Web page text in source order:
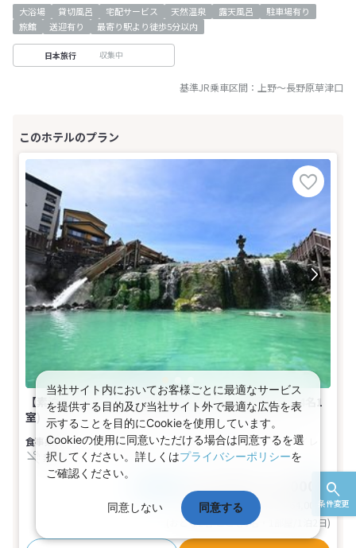
条件変更
大浴場 貸切風呂 宅配サービス 天然温泉 露天風呂
駐車場有り
旅館
送迎有り 最寄り駅より徒歩5分以内
日本旅行 収集中
基準JR乗車区間： 上野～長野原草津口
【素泊まり】プラン〜湯畑まで徒歩1分！中屋敷(2名～4名1
室)
食事なし 2～4名 和室 バス
トイレ
禁煙
25,700～32,000円
基本代金合計 51,400〜64,000 円
(おとな2名 こども0名・1部屋/1泊2日)
当社サイト内においてお客様ごとに最適なサービス
を提供する目的及び当社サイト外で最適な広告を表
示することを目的にCookieを使用しています。
Cookieの使用に同意いただける場合は同意するを選
択してください。詳しくはプライバシーポリシーを
ご確認ください。
同意しない 同意する